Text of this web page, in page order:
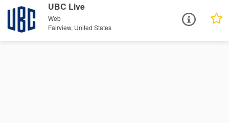
UBC Live
Web
Fairview, United States